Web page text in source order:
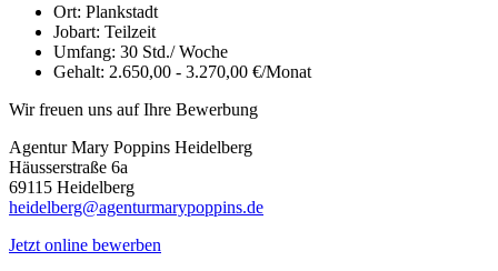
Ort: Plankstadt
Jobart: Teilzeit
Umfang: 30 Std./ Woche
Gehalt: 2.650,00 - 3.270,00 €/Monat
Wir freuen uns auf Ihre Bewerbung
Agentur Mary Poppins Heidelberg
Häusserstraße 6a
69115 Heidelberg
heidelberg@agenturmarypoppins.de
Jetzt online bewerben